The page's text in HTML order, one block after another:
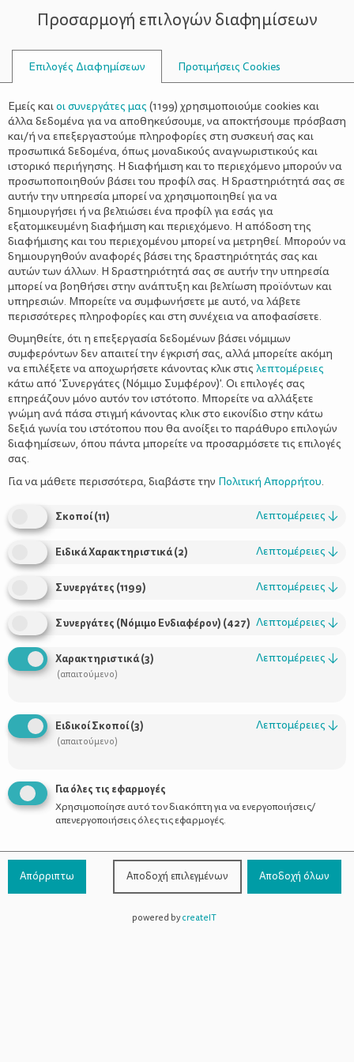
ΣΥΜΒΟΥΛΟΙ
ΑΡΜΟΝΙΚΉ ΙΣΟΡΡΟΠΊΑ
Προσωπικότητά και ψυχολογική
εξέλιξη του παιδιού σας
Χρήσιμοι Σύνδεσμοι
Προϊόντα
Επικοινωνία
800-1199-800(από σταθερό,
χωρίς χρέωση)
Προσαρμογή επιλογών διαφημίσεων
Επιλογές Διαφημίσεων Προτιμήσεις Cookies
Εμείς καιοι συνεργάτες μας (1199) χρησιμοποιούμε cookies και
άλλα δεδομένα για να αποθηκεύσουμε, να αποκτήσουμε πρόσβαση
και/ή να επεξεργαστούμε πληροφορίες στη συσκευή σας και
προσωπικά δεδομένα, όπως μοναδικούς αναγνωριστικούς και
ιστορικό περιήγησης. Η διαφήμιση και το περιεχόμενο μπορούν να
προσωποποιηθούν βάσει του προφίλ σας. Η δραστηριότητά σας σε
αυτήν την υπηρεσία μπορεί να χρησιμοποιηθεί για να
δημιουργήσει ή να βελτιώσει ένα προφίλ για εσάς για
εξατομικευμένη διαφήμιση και περιεχόμενο. Η απόδοση της
διαφήμισης και του περιεχομένου μπορεί να μετρηθεί. Μπορούν να
δημιουργηθούν αναφορές βάσει της δραστηριότητάς σας και
αυτών των άλλων. Η δραστηριότητά σας σε αυτήν την υπηρεσία
μπορεί να βοηθήσει στην ανάπτυξη και βελτίωση προϊόντων και
υπηρεσιών. Μπορείτε να συμφωνήσετε με αυτό, να λάβετε
περισσότερες πληροφορίες και στη συνέχεια να αποφασίσετε.
Θυμηθείτε, ότι η επεξεργασία δεδομένων βάσει νόμιμων
συμφερόντων δεν απαιτεί την έγκρισή σας, αλλά μπορείτε ακόμη
να επιλέξετε να αποχωρήσετε κάνοντας κλικ στις λεπτομέρειες
κάτω από 'Συνεργάτες (Νόμιμο Συμφέρον)'. Οι επιλογές σας
επηρεάζουν μόνο αυτόν τον ιστότοπο. Μπορείτε να αλλάξετε
γνώμη ανά πάσα στιγμή κάνοντας κλικ στο εικονίδιο στην κάτω
δεξιά γωνία του ιστότοπου που θα ανοίξει το παράθυρο επιλογών
διαφημίσεων, όπου πάντα μπορείτε να προσαρμόσετε τις επιλογές
σας.
Για να μάθετε περισσότερα, διαβάστε την Πολιτική Απορρήτου.
Σκοποί(11) Λεπτομέρειες ↓
Ειδικά Χαρακτηριστικά(2) Λεπτομέρειες ↓
Συνεργάτες (1199) Λεπτομέρειες ↓
Συνεργάτες (Νόμιμο Ενδιαφέρον) (427) Λεπτομέρειες ↓
Χαρακτηριστικά(3)
(απαιτούμενο)
Λεπτομέρειες ↓
Ειδικοί Σκοποί(3)
(απαιτούμενο)
Λεπτομέρειες ↓
Για όλες τις εφαρμογές
Χρησιμοποίησε αυτό τον διακόπτη για να ενεργοποιήσεις/
απενεργοποιήσεις όλες τις εφαρμογές.
Απόρριπτω Αποδοχή επιλεγμένων Αποδοχή όλων
powered bycreateIT